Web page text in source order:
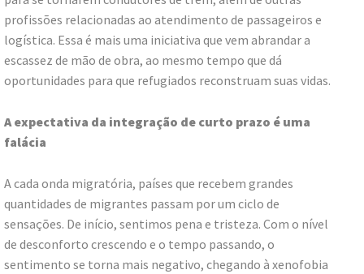
profissões relacionadas ao atendimento de passageiros e
logística. Essa é mais uma iniciativa que vem abrandar a
escassez de mão de obra, ao mesmo tempo que dá
oportunidades para que refugiados reconstruam suas vidas.
A expectativa da integração de curto prazo é uma
falácia
A cada onda migratória, países que recebem grandes
quantidades de migrantes passam por um ciclo de
sensações. De início, sentimos pena e tristeza. Com o nível
de desconforto crescendo e o tempo passando, o
sentimento se torna mais negativo, chegando à xenofobia